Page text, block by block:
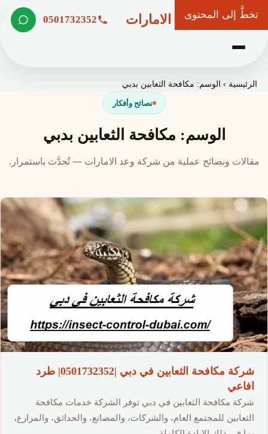
تخطَّ إلى المحتوى
شركة وعد الامارات 0501732352
الرئيسية ›الوسم: مكافحة الثعابين بدبي
نصائح وأفكار
الوسم: مكافحة الثعابين بدبي
مقالات ونصائح عملية من شركة وعد الامارات — تُحدَّث باستمرار.
شركة مكافحة الثعابين في دبي |0501732352| طرد
افاعي
شركة مكافحة الثعابين في دبي توفر الشركة خدمات مكافحة
الثعابين للمجتمع العام، والشركات، والمصانع، والحدائق، والمزارع،